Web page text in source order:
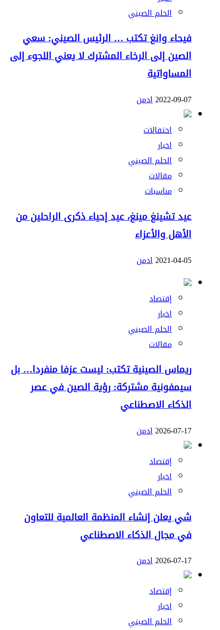
الحلم الصيني
فيحاء وانغ تكتب … الرئيس الصيني: سعي
الصين إلى الرخاء المشترك لا يعني اللجوء إلى
المساواتية
2022-09-07ادمن
احتفالات
اخبار
الحلم الصيني
مقالات
مناسبات
عيد تشينغ مينغ، عيد إحياء ذكرى الراحلين من
الأهل والأعزاء
2021-04-05ادمن
إقتصاد
اخبار
الحلم الصيني
مقالات
ريماس الصينية تكتب: ليست عزفا منفردا… بل
سيمفونية مشتركة: رؤية الصين في عصر
الذكاء الاصطناعي
2026-07-17ادمن
إقتصاد
اخبار
الحلم الصيني
شي يعلن إنشاء المنظمة العالمية للتعاون
في مجال الذكاء الاصطناعي
2026-07-17ادمن
إقتصاد
اخبار
الحلم الصيني